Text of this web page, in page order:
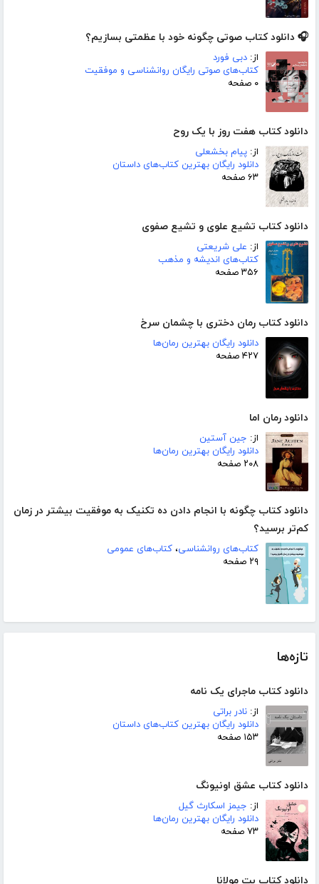
🎧 دانلود کتاب صوتی چگونه خود با عظمتی بسازیم؟
از: دبی فورد
کتاب‌های صوتی رایگان روانشناسی و موفقیت
۰ صفحه
دانلود کتاب هفت روز با یک روح
از: پیام بخشعلی
دانلود رایگان بهترین کتاب‌های داستان
۶۳ صفحه
دانلود کتاب تشیع علوی و تشیع صفوی
از: علی شریعتی
کتاب‌های اندیشه و مذهب
۳۵۶ صفحه
دانلود کتاب رمان دختری با چشمان سرخ
دانلود رایگان بهترین رمان‌ها
۴۲۷ صفحه
دانلود رمان اما
از: جین آستین
دانلود رایگان بهترین رمان‌ها
۲۰۸ صفحه
دانلود کتاب چگونه با انجام دادن ده تکنیک به موفقیت بیشتر در زمان
کم‌تر برسید؟
کتاب‌های روانشناسی، کتاب‌های عمومی
۲۹ صفحه
تازه‌ها
دانلود کتاب ماجرای یک نامه
از: نادر براتی
دانلود رایگان بهترین کتاب‌های داستان
۱۵۳ صفحه
دانلود کتاب عشق اونیونگ
از: جیمز اسکارث گیل
دانلود رایگان بهترین رمان‌ها
۷۳ صفحه
دانلود کتاب بت مولانا